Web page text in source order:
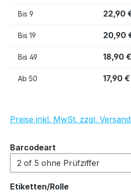
Bis 9 22,90
Bis 19 20,90
Bis 49 18,90 €
Ab 50 17,90 €
Preise inkl. MwSt. zzgl.
Barcodeart
Etiketten/Rolleauswählen